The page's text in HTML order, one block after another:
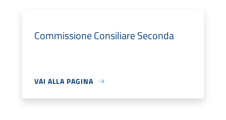
Commissione Consiliare Seconda
VAI ALLA PAGINA